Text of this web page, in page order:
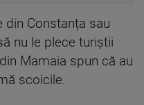
din Constanța sau
nu le plece turiștii
Mamaia spun că au
scoicile.